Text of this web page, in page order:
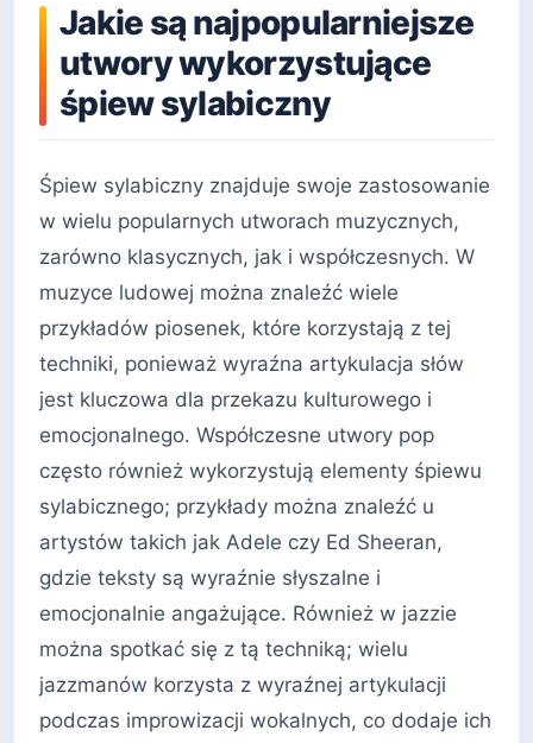
Jakie są najpopularniejsze
utwory wykorzystujące
śpiew sylabiczny
Śpiew sylabiczny znajduje swoje zastosowanie
w wielu popularnych utworach muzycznych,
zarówno klasycznych, jak i współczesnych. W
muzyce ludowej można znaleźć wiele
przykładów piosenek, które korzystają z tej
techniki, ponieważ wyraźna artykulacja słów
jest kluczowa dla przekazu kulturowego i
emocjonalnego. Współczesne utwory pop
często również wykorzystują elementy śpiewu
sylabicznego; przykłady można znaleźć u
artystów takich jak Adele czy Ed Sheeran,
gdzie teksty są wyraźnie słyszalne i
emocjonalnie angażujące. Również w jazzie
można spotkać się z tą techniką; wielu
jazzmanów korzysta z wyraźnej artykulacji
podczas improwizacji wokalnych, co dodaje ich